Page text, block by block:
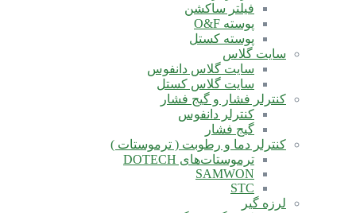
فیلتر ساکشن
پوسته O&F
پوسته کستل
سایت گلاس
سایت گلاس دانفوس
سایت گلاس کستل
کنترلر فشار و گیج فشار
کنترلر دانفوس
گیج فشار
کنترلر دما و رطوبت ( ترموستات )
ترموستات‌های DOTECH
SAMWON
STC
لرزه گیر